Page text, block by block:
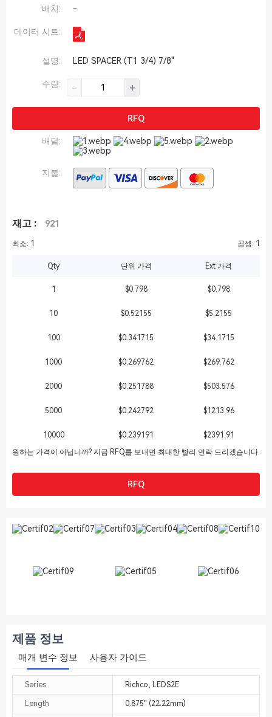
배치: -
데이터 시트:
설명: LED SPACER (T1 3/4) 7/8"
수량: - +
RFQ
배달:
지불:
재고 : 921
최소: 1 곱셈: 1
Qty 단위 가격 Ext 가격
1 $0.798 $0.798
10 $0.52155 $5.2155
100 $0.341715 $34.1715
1000 $0.269762 $269.762
2000 $0.251788 $503.576
5000 $0.242792 $1213.96
10000 $0.239191 $2391.91
원하는 가격이 아닙니까? 지금 RFQ를 보내면 최대한 빨리 연락 드리겠습니다.
RFQ
제품 정보
매개 변수 정보 사용자 가이드
Series Richco, LEDS2E
Length 0.875" (22.22mm)